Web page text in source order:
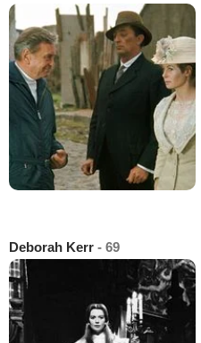
Deborah Kerr - 69